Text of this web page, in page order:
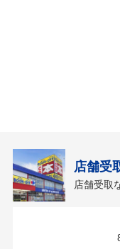
店舗受
店舗受取